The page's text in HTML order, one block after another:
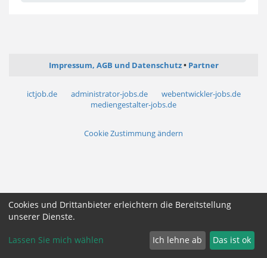
Impressum, AGB und Datenschutz Partner
ictjob.de administrator-jobs.de
webentwickler-jobs.de
mediengestalter-jobs.de
Cookie Zustimmung ändern
Cookies und Drittanbieter erleichtern die Bereitstellung
unserer Dienste.
Lassen Sie mich wählen Ich lehne ab Das ist ok